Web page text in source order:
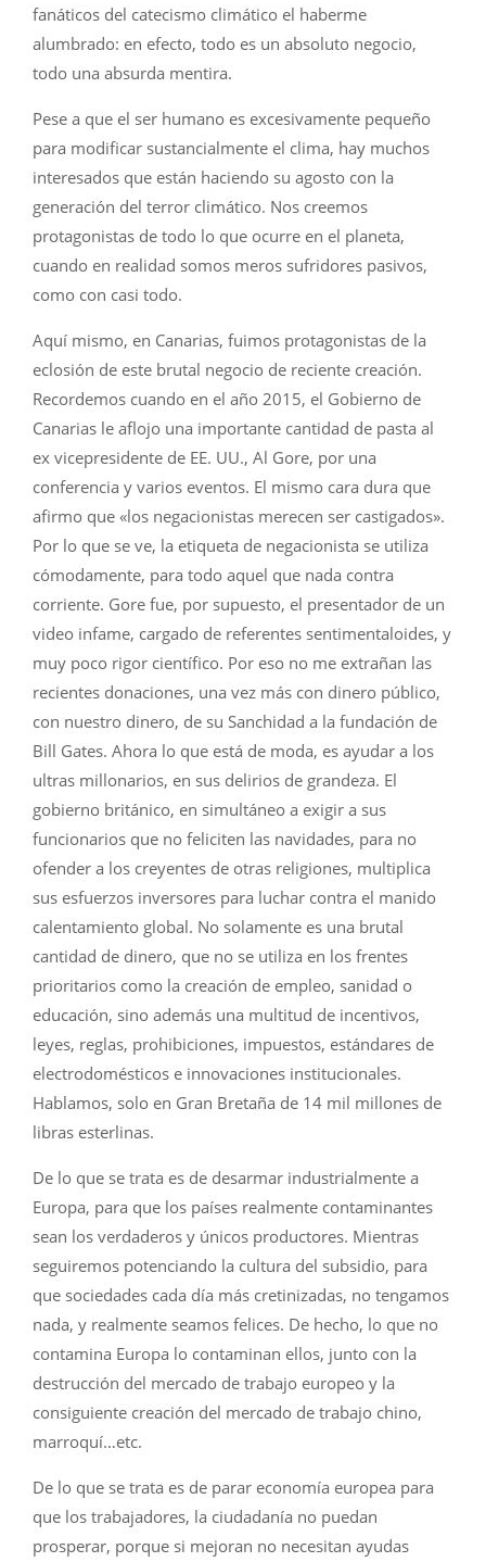
fanáticos del catecismo climático el haberme
alumbrado: en efecto, todo es un absoluto negocio,
todo una absurda mentira.
Pese a que el ser humano es excesivamente pequeño
para modificar sustancialmente el clima, hay muchos
interesados que están haciendo su agosto con la
generación del terror climático. Nos creemos
protagonistas de todo lo que ocurre en el planeta,
cuando en realidad somos meros sufridores pasivos,
como con casi todo.
Aquí mismo, en Canarias, fuimos protagonistas de la
eclosión de este brutal negocio de reciente creación.
Recordemos cuando en el año 2015, el Gobierno de
Canarias le aflojo una importante cantidad de pasta al
ex vicepresidente de EE. UU., Al Gore, por una
conferencia y varios eventos. El mismo cara dura que
afirmo que «los negacionistas merecen ser castigados».
Por lo que se ve, la etiqueta de negacionista se utiliza
cómodamente, para todo aquel que nada contra
corriente. Gore fue, por supuesto, el presentador de un
video infame, cargado de referentes sentimentaloides, y
muy poco rigor científico. Por eso no me extrañan las
recientes donaciones, una vez más con dinero público,
con nuestro dinero, de su Sanchidad a la fundación de
Bill Gates. Ahora lo que está de moda, es ayudar a los
ultras millonarios, en sus delirios de grandeza. El
gobierno británico, en simultáneo a exigir a sus
funcionarios que no feliciten las navidades, para no
ofender a los creyentes de otras religiones, multiplica
sus esfuerzos inversores para luchar contra el manido
calentamiento global. No solamente es una brutal
cantidad de dinero, que no se utiliza en los frentes
prioritarios como la creación de empleo, sanidad o
educación, sino además una multitud de incentivos,
leyes, reglas, prohibiciones, impuestos, estándares de
electrodomésticos e innovaciones institucionales.
Hablamos, solo en Gran Bretaña de 14 mil millones de
libras esterlinas.
De lo que se trata es de desarmar industrialmente a
Europa, para que los países realmente contaminantes
sean los verdaderos y únicos productores. Mientras
seguiremos potenciando la cultura del subsidio, para
que sociedades cada día más cretinizadas, no tengamos
nada, y realmente seamos felices. De hecho, lo que no
contamina Europa lo contaminan ellos, junto con la
destrucción del mercado de trabajo europeo y la
consiguiente creación del mercado de trabajo chino,
marroquí…etc.
De lo que se trata es de parar economía europea para
que los trabajadores, la ciudadanía no puedan
prosperar, porque si mejoran no necesitan ayudas